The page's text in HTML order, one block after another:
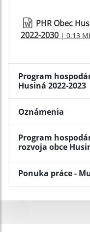
PHR Obec
2022-2030 | 0.13
Program
Husiná 2022-2023
Oznámenia
Program
rozvoja obce
Ponuka práce -